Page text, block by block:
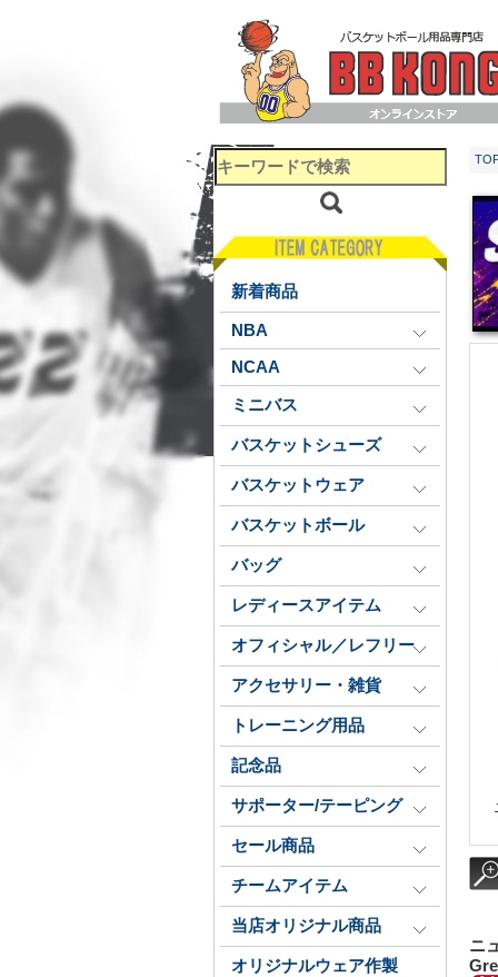
新着商品
NBA
NCAA
ミニバス
バスケットシューズ
バスケットウェア
バスケットボール
バッグ
レディースアイテム
オフィシャル／レフリー
アクセサリー・雑貨
トレーニング用品
記念品
サポーター/テーピング
セール商品
チームアイテム
当店オリジナル商品
オリジナルウェア作製
ニ